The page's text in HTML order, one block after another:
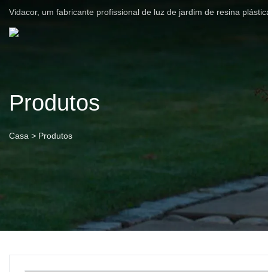
Vidacor, um fabricante profissional de luz de jardim de resina
Produtos
Casa > Produtos